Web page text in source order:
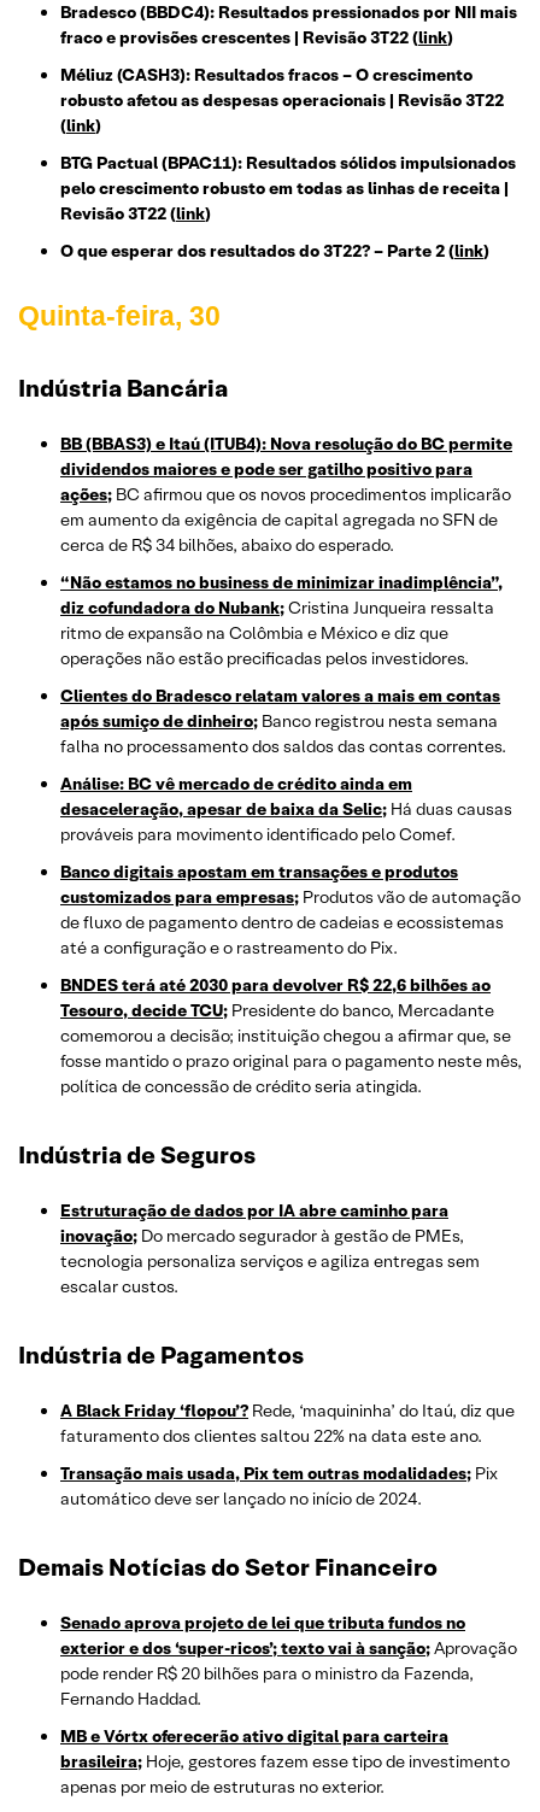
Bradesco (BBDC4): Resultados pressionados por NII mais
fraco e provisões crescentes | Revisão 3T22 (link)
Méliuz (CASH3): Resultados fracos – O crescimento
robusto afetou as despesas operacionais | Revisão 3T22
(link)
BTG Pactual (BPAC11): Resultados sólidos impulsionados
pelo crescimento robusto em todas as linhas de receita |
Revisão 3T22 (link)
O que esperar dos resultados do 3T22? – Parte 2 (link)
Quinta-feira, 30
Indústria Bancária
BB (BBAS3) e Itaú (ITUB4): Nova resolução do BC permite
dividendos maiores e pode ser gatilho positivo para
ações; BC afirmou que os novos procedimentos implicarão
em aumento da exigência de capital agregada no SFN de
cerca de R$ 34 bilhões, abaixo do esperado.
“Não estamos no business de minimizar inadimplência”,
diz cofundadora do Nubank;Cristina Junqueira ressalta
ritmo de expansão na Colômbia e México e diz que
operações não estão precificadas pelos investidores.
Clientes do Bradesco relatam valores a mais em contas
após sumiço de dinheiro; Banco registrou nesta semana
falha no processamento dos saldos das contas correntes.
Análise: BC vê mercado de crédito ainda em
desaceleração, apesar de baixa da Selic; Há duas causas
prováveis para movimento identificado pelo Comef.
Banco digitais apostam em transações e produtos
customizados para empresas; Produtos vão de automação
de fluxo de pagamento dentro de cadeias e ecossistemas
até a configuração e o rastreamento do Pix.
BNDES terá até 2030 para devolver R$ 22,6 bilhões ao
Tesouro, decide TCU; Presidente do banco, Mercadante
comemorou a decisão; instituição chegou a afirmar que, se
fosse mantido o prazo original para o pagamento neste mês,
política de concessão de crédito seria atingida.
Indústria de Seguros
Estruturação de dados por IA abre caminho para
inovação; Do mercado segurador à gestão de PMEs,
tecnologia personaliza serviços e agiliza entregas sem
escalar custos.
Indústria de Pagamentos
A Black Friday ‘flopou’? Rede, ‘maquininha’ do Itaú, diz que
faturamento dos clientes saltou 22% na data este ano.
Transação mais usada, Pix tem outras modalidades; Pix
automático deve ser lançado no início de 2024.
Demais Notícias do Setor Financeiro
Senado aprova projeto de lei que tributa fundos no
exterior e dos ‘super-ricos’; texto vai à sanção;Aprovação
pode render R$ 20 bilhões para o ministro da Fazenda,
Fernando Haddad.
MB e Vórtx oferecerão ativo digital para carteira
brasileira; Hoje, gestores fazem esse tipo de investimento
apenas por meio de estruturas no exterior.